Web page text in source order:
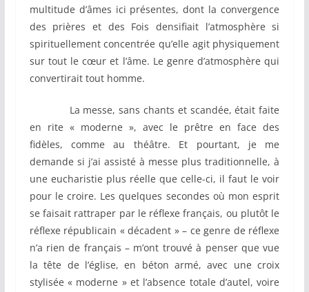
multitude d’âmes ici présentes, dont la convergence
des prières et des Fois densifiait l’atmosphère si
spirituellement concentrée qu’elle agit physiquement
sur tout le cœur et l’âme. Le genre d’atmosphère qui
convertirait tout homme.
La messe, sans chants et scandée, était faite
en rite « moderne », avec le prêtre en face des
fidèles, comme au théâtre. Et pourtant, je me
demande si j’ai assisté à messe plus traditionnelle, à
une eucharistie plus réelle que celle-ci, il faut le voir
pour le croire. Les quelques secondes où mon esprit
se faisait rattraper par le réflexe français, ou plutôt le
réflexe républicain « décadent » – ce genre de réflexe
n’a rien de français – m’ont trouvé à penser que vue
la tête de l’église, en béton armé, avec une croix
stylisée « moderne » et l’absence totale d’autel, voire